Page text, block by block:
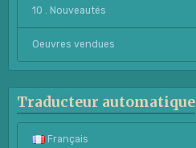
10 . Nouveautés
Oeuvres vendues
Traducteur automatique
Français